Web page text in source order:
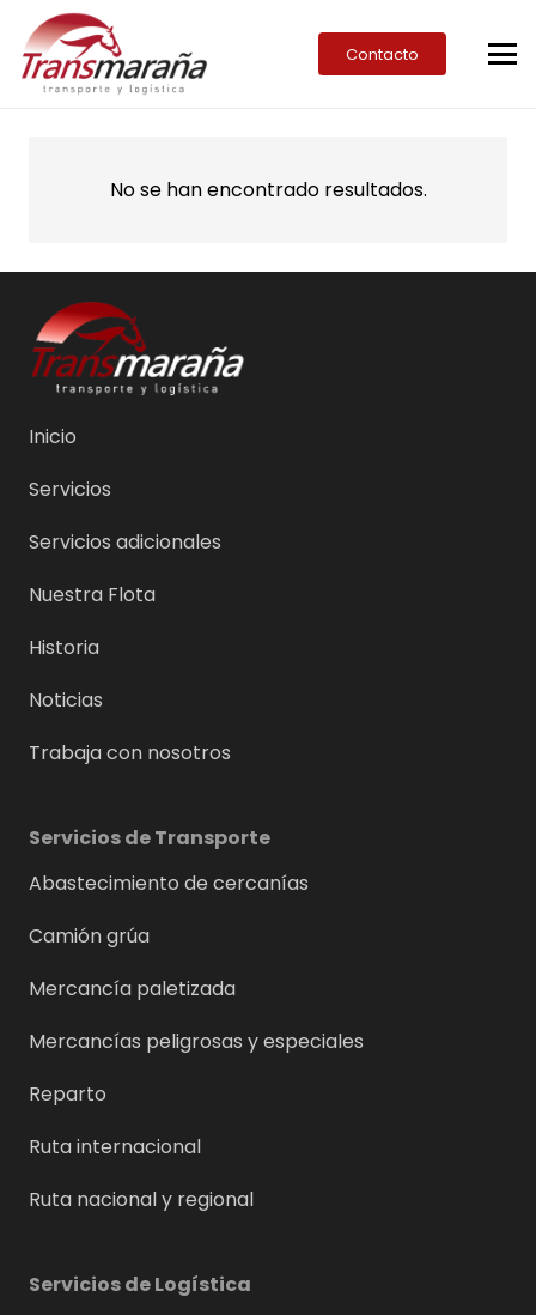
Contacto
No se han encontrado resultados.
Inicio
Servicios
Servicios adicionales
Nuestra Flota
Historia
Noticias
Trabaja con nosotros
Servicios de Transporte
Abastecimiento de cercanías
Camión grúa
Mercancía paletizada
Mercancías peligrosas y especiales
Reparto
Ruta internacional
Ruta nacional y regional
Servicios de Logística